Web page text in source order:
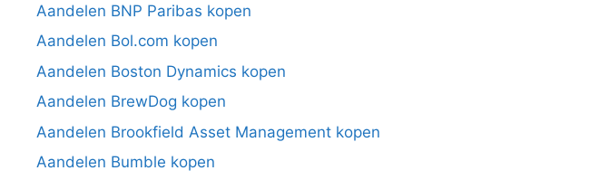
Aandelen BNP Paribas kopen
Aandelen Bol.com kopen
Aandelen Boston Dynamics kopen
Aandelen BrewDog kopen
Aandelen Brookfield Asset Management kopen
Aandelen Bumble kopen